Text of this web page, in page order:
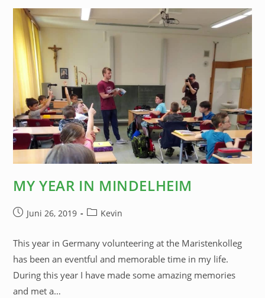
MY YEAR IN MINDELHEIM
Juni 26, 2019 Kevin
This year in Germany volunteering at the Maristenkolleg
has been an eventful and memorable time in my life.
During this year I have made some amazing memories
and met a…